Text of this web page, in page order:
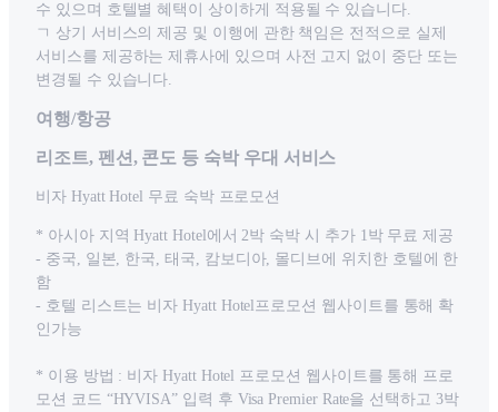
수 있으며 호텔별 혜택이 상이하게 적용될 수 있습니다.
ㄱ 상기 서비스의 제공 및 이행에 관한 책임은 전적으로 실제
서비스를 제공하는 제휴사에 있으며 사전 고지 없이 중단 또는
변경될 수 있습니다.
여행/항공
리조트, 펜션, 콘도 등 숙박 우대 서비스
비자 Hyatt Hotel 무료 숙박 프로모션
* 아시아 지역 Hyatt Hotel에서 2박 숙박 시 추가 1박 무료 제공
- 중국, 일본, 한국, 태국, 캄보디아, 몰디브에 위치한 호텔에 한
함
- 호텔 리스트는 비자 Hyatt Hotel프로모션 웹사이트를 통해 확
인가능
* 이용 방법 : 비자 Hyatt Hotel 프로모션 웹사이트를 통해 프로
모션 코드 “HYVISA” 입력 후 Visa Premier Rate을 선택하고 3박